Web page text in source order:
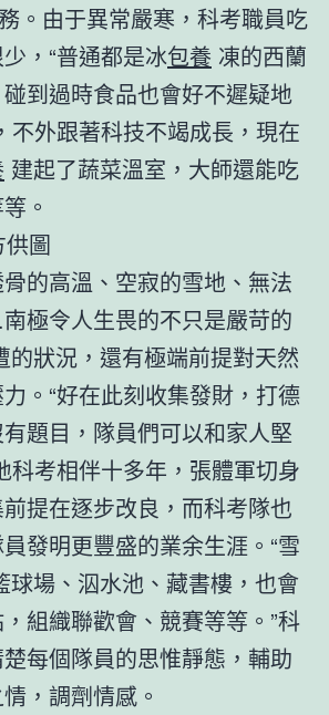
。由于異常嚴寒，科考職員吃
，“普通都是冰包養 凍的西蘭
到過時食品也會好不遲疑地
不外跟著科技不竭成長，現在
建起了蔬菜溫室，大師還能吃
。
圖
的高溫、空寂的雪地、無法
極令人生畏的不只是嚴苛的
的狀況，還有極端前提對天然
。“好在此刻收集發財，打德
題目，隊員們可以和家人堅
科考相伴十多年，張體軍切身
提在逐步改良，而科考隊也
發明更豐盛的業余生涯。“雪
球場、泅水池、藏書樓，也會
組織聯歡會、競賽等等。”科
每個隊員的思惟靜態，輔助
，調劑情感。